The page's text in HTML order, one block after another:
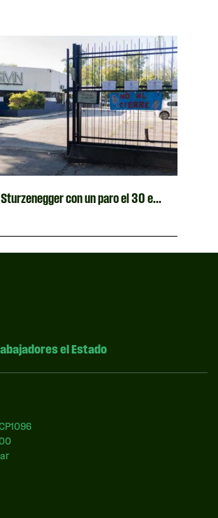
Sturzenegger con un paro el 30 e...
el Estado